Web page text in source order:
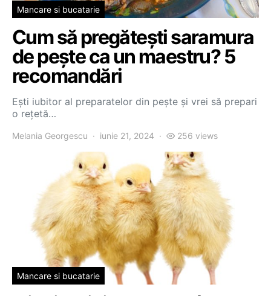
Mancare si bucatarie
Cum să pregătești saramura
de pește ca un maestru? 5
recomandări
Ești iubitor al preparatelor din pește și vrei să prepari
o rețetă…
Melania Georgescu iunie 21, 2024 256 views
Mancare si bucatarie